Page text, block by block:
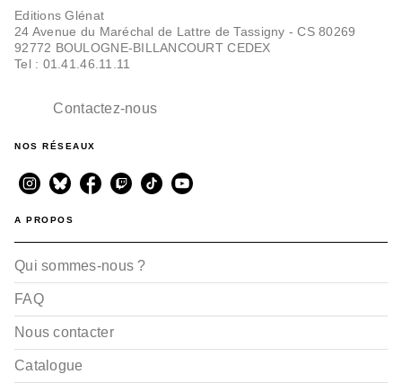
Editions Glénat
24 Avenue du Maréchal de Lattre de Tassigny - CS 80269
92772 BOULOGNE-BILLANCOURT CEDEX
Tel : 01.41.46.11.11
Contactez-nous
NOS RÉSEAUX
A PROPOS
Qui sommes-nous ?
FAQ
Nous contacter
Catalogue